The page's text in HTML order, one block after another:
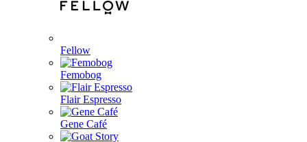
Fellow
Femobog
Flair Espresso
Gene Café